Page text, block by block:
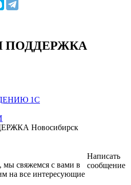
ПОДДЕРЖКА
1С
Новосибирск
мы свяжемся с вами в
на все интересующие
Написать
сообщение